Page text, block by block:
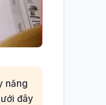
năng
đây